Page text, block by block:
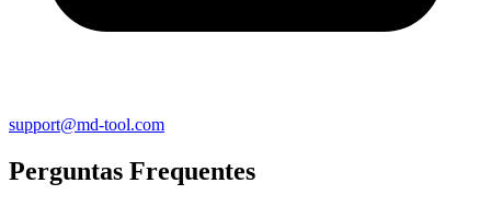
support@md-tool.com
Perguntas Frequentes